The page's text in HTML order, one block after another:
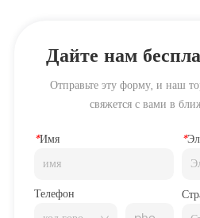
Дайте нам
Отправьте эту форму, и наш
свяжется с вами в
*Имя *
Телефон